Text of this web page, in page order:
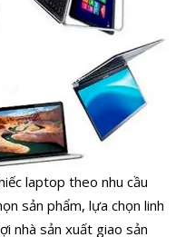
laptop theo nhu cầu
sản phẩm, lựa chọn linh
nhà sản xuất giao sản